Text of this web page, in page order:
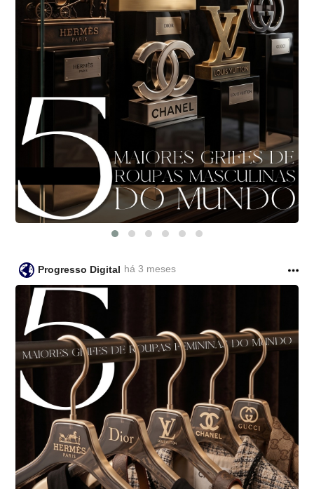
Progresso Digital há 3 meses